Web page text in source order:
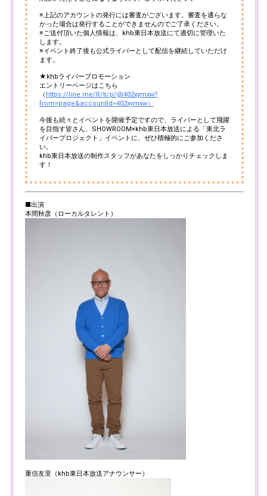
※上記のアカウントの発行には審査がございます。審査を通らな
かった場合は発行することができませんのでご了承ください。
※ご送付頂いた個人情報は、khb東日本放送にて適切に管理いた
します。
※イベント終了後も公式ライバーとして配信を継続していただけ
ます。
★khbライバープロモーション
エントリーページはこちら
（ https://line.me/R/ti/p/@402xymxw?
from=page&accountId=402xymxw）
今後も続々とイベントを開催予定ですので、ライバーとして飛躍
を目指す皆さん、SHOWROOM×khb東日本放送による「東北ラ
イバープロジェクト」イベントに、ぜひ積極的にご参加くださ
い。
khb東日本放送の制作スタッフがあなたをしっかりチェックしま
す！
■出演
本間秋彦（ローカルタレント）
重信友里（khb東日本放送アナウンサー）